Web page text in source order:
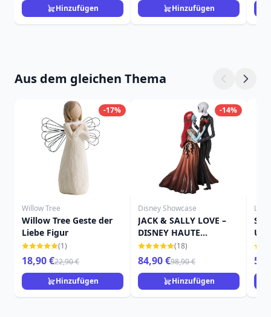
Hinzufügen Hinzufügen
Aus dem gleichen Thema
-17%
Willow Tree
Willow Tree Geste der
Liebe Figur
(1)
18,90 €22,90 €
Hinzufügen
-14%
Disney Showcase
JACK & SALLY LOVE –
DISNEY HAUTE
COUTURE(18)
84,90 €98,90 €
Hinzufügen